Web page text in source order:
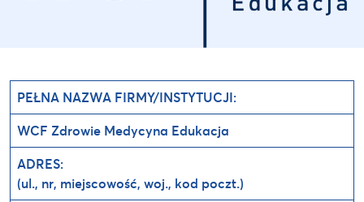
PEŁNA NAZWA FIRMY/INSTYTUCJI:
WCF Zdrowie Medycyna Edukacja
ADRES:
(ul., nr, miejscowość, woj., kod poczt.)